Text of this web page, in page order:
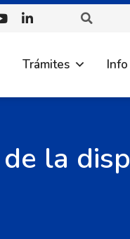
Trámites
la